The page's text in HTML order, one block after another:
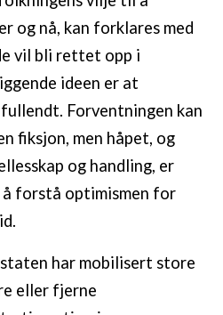
og nå, kan forklares med
vil bli rettet opp i
ideen er at
Forventningen kan
fiksjon, men håpet, og
og handling, er
forstå optimismen for
har mobilisert store
eller fjerne